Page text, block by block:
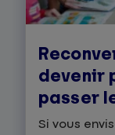
devenir
passer
Si vous